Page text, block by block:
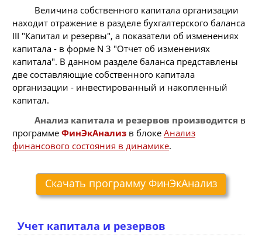
Величина собственного капитала организации
находит отражение в разделе бухгалтерского баланса
III "Капитал и резервы", а показатели об изменениях
капитала - в форме N 3 "Отчет об изменениях
капитала". В данном разделе баланса представлены
две составляющие собственного капитала
организации - инвестированный и накопленный
капитал.
Анализ капитала и резервов производится в
программе ФинЭкАнализ в блоке Анализ
финансового состояния в динамике.
Скачать программу ФинЭкАнализ
Учет капитала и резервов